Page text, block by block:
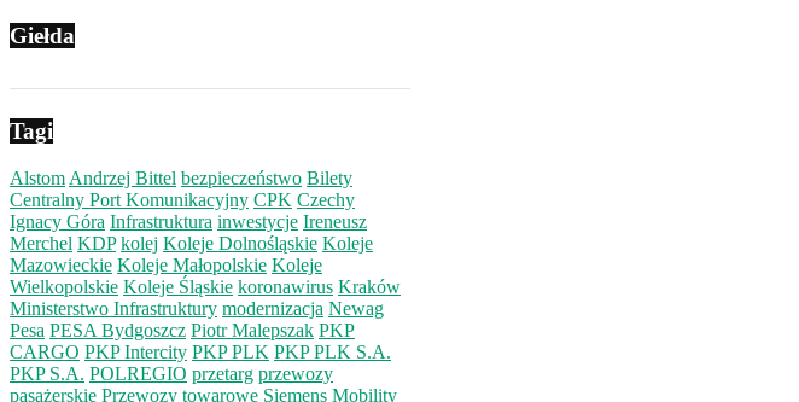
Giełda
Tagi
Alstom Andrzej Bittel bezpieczeństwo Bilety
Centralny Port Komunikacyjny CPK Czechy
Ignacy Góra Infrastruktura inwestycje Ireneusz
Merchel KDP kolej Koleje Dolnośląskie Koleje
Mazowieckie Koleje Małopolskie Koleje
Wielkopolskie Koleje Śląskie koronawirus Kraków
Ministerstwo Infrastruktury modernizacja Newag
Pesa PESA Bydgoszcz Piotr Malepszak PKP
CARGO PKP Intercity PKP PLK PKP PLK S.A.
PKP S.A. POLREGIO przetarg przewozy
pasażerskie Przewozy towarowe Siemens Mobility